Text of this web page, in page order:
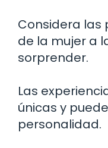
Considera las
de la mujer a
sorprender.
Las
únicas y
personalidad.